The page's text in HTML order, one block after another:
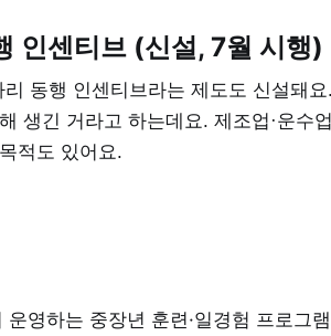
인센티브 (신설, 7월 시행)
동행 인센티브라는 제도도 신설돼
생긴 거라고 하는데요. 제조업·운수
적도 있어요.
영하는 중장년 훈련·일경험 프로그